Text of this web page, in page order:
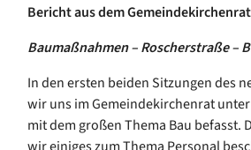
Bericht aus dem Gemeindekirchenrat
Baumaßnahmen – Roscherstraße –
In den ersten beiden Sitzungen des
wir uns im Gemeindekirchenrat
mit dem großen Thema Bau befasst.